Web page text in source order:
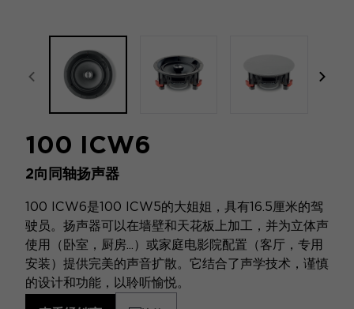
focal-naim-frontent::misc.prev_label
100 ICW6
2向同轴扬声器
100 ICW6是100 ICW5的大姐姐，具有16.5厘米的驾
驶员。扬声器可以在墙壁和天花板上加工，并为立体声
使用（卧室，厨房...）或家庭电影院配置（客厅，专用
安装）提供完美的声音扩散。它结合了声学技术，谨慎
的设计和功能，以聆听愉悦。